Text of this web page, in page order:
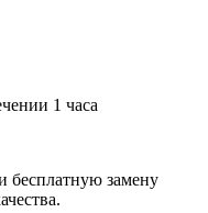
1 часа
бесплатную замену